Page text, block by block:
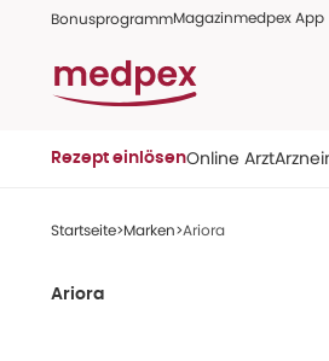
BonusprogrammMagazinmedpex App
Rezept einlösenOnline Arzt
Startseite Marken Ariora
Ariora